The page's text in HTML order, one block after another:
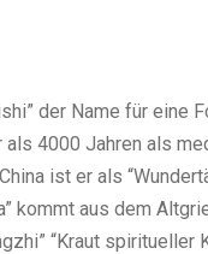
der Name für eine
4000 Jahren als
ist er als
kommt aus dem
“Kraut spiritueller